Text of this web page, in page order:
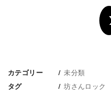
カテゴリー 未分類
タグ 坊さんロック